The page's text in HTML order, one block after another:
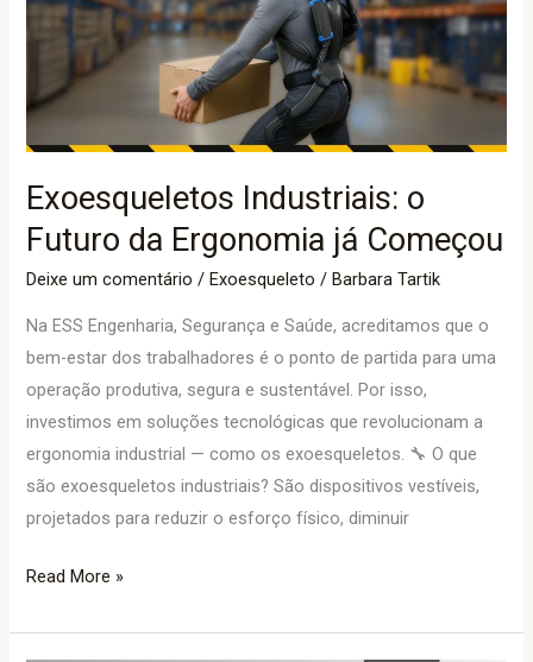
Exoesqueletos Industriais: o
Futuro da Ergonomia já Começou
Deixe um comentário / Exoesqueleto / Barbara Tartik
Na ESS Engenharia, Segurança e Saúde, acreditamos que o
bem-estar dos trabalhadores é o ponto de partida para uma
operação produtiva, segura e sustentável. Por isso,
investimos em soluções tecnológicas que revolucionam a
ergonomia industrial — como os exoesqueletos. 🔧 O que
são exoesqueletos industriais? São dispositivos vestíveis,
projetados para reduzir o esforço físico, diminuir
Futuro
da
Ergonomia
já
Começou
Read More »